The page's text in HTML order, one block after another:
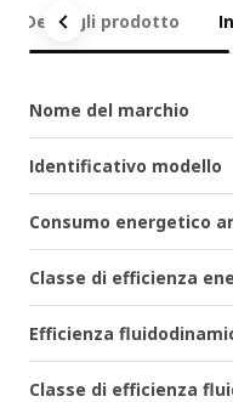
Dettagli prodotto
Nome del marchio
Identificativo modello
Consumo energetico
Classe di efficienza
Efficienza
Classe di efficienza